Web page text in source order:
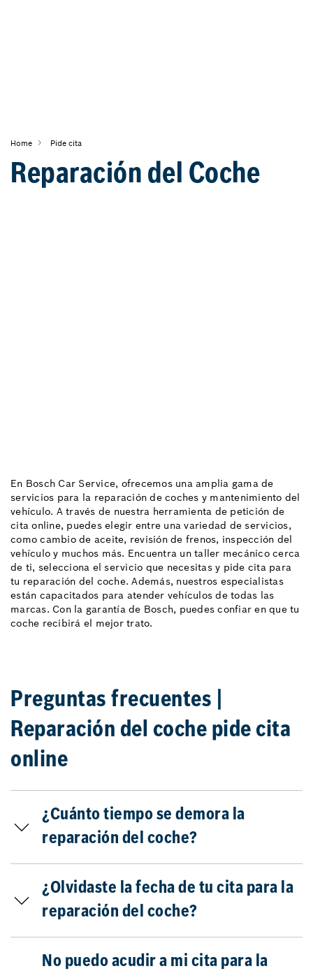
Home Pide cita
Reparación del Coche
En Bosch Car Service, ofrecemos una amplia gama de
servicios para la reparación de coches y mantenimiento del
vehículo. A través de nuestra herramienta de petición de
cita online, puedes elegir entre una variedad de servicios,
como cambio de aceite, revisión de frenos, inspección del
vehículo y muchos más. Encuentra un taller mecánico cerca
de ti, selecciona el servicio que necesitas y pide cita para
tu reparación del coche. Además, nuestros especialistas
están capacitados para atender vehículos de todas las
marcas. Con la garantía de Bosch, puedes confiar en que tu
coche recibirá el mejor trato.
Preguntas frecuentes |
Reparación del coche pide cita
online
¿Cuánto tiempo se demora la
reparación del coche?
¿Olvidaste la fecha de tu cita para la
reparación del coche?
No puedo acudir a mi cita para la